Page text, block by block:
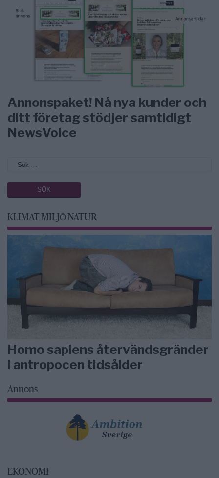
Annonspaket! Nå nya kunder och
ditt företag stödjer samtidigt
NewsVoice
KLIMAT MILJÖ NATUR
Homo sapiens återvändsgränder
i antropocen tidsålder
Annons
EKONOMI